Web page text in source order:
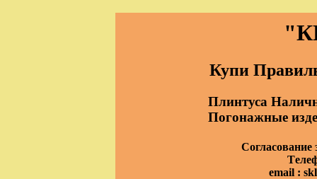
Купи
Плинтуса
Погонажные
Согласование
email :